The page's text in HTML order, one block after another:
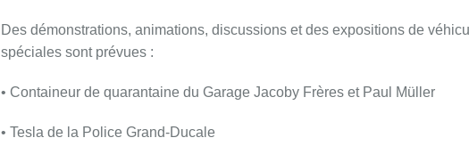
Des démonstrations, animations, discussions et des expositions de
spéciales sont prévues :
• Containeur de quarantaine du Garage Jacoby Frères et Paul Müller
• Tesla de la Police Grand-Ducale